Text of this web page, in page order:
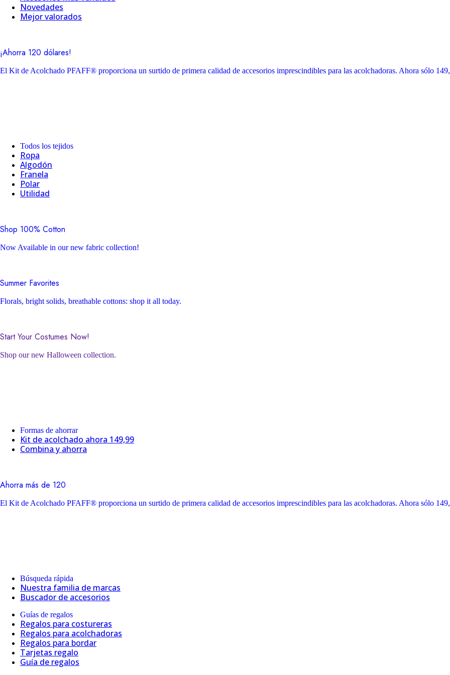
Novedades
Mejor valorados
¡Ahorra 120 dólares!
El Kit de Acolchado PFAFF® proporciona un surtido de primera calidad de accesorios imprescindibles para las acolchadoras. Ahora sólo
Todos los tejidos
Ropa
Algodón
Franela
Polar
Utilidad
Shop 100% Cotton
Now Available in our new fabric collection!
Summer Favorites
Florals, bright solids, breathable cottons: shop it all today.
Start Your Costumes Now!
Shop our new Halloween collection.
Formas de ahorrar
Kit de acolchado ahora 149,99
Combina y ahorra
Ahorra más de 120
El Kit de Acolchado PFAFF® proporciona un surtido de primera calidad de accesorios imprescindibles para las acolchadoras. Ahora sólo
Búsqueda rápida
Nuestra familia de marcas
Buscador de accesorios
Guías de regalos
Regalos para costureras
Regalos para acolchadoras
Regalos para bordar
Tarjetas regalo
Guía de regalos